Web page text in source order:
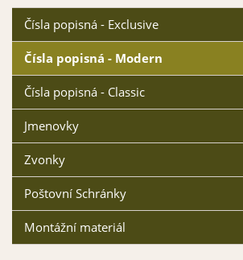
Čísla popisná - Exclusive
Čísla popisná - Modern
Čísla popisná - Classic
Jmenovky
Zvonky
Poštovní Schránky
Montážní materiál